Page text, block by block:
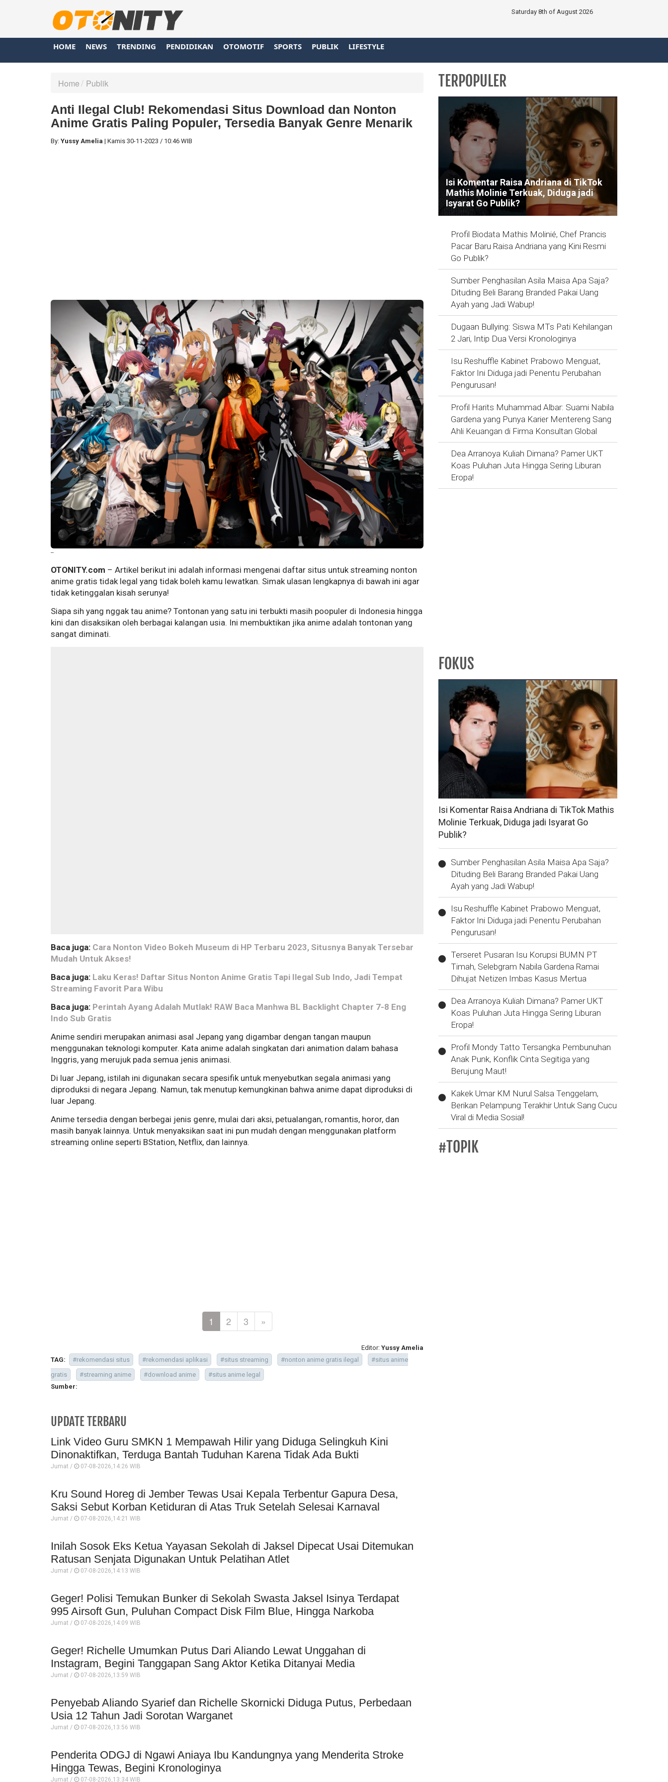
Saturday 8th of August 2026
HOME NEWS TRENDING PENDIDIKAN OTOMOTIF SPORTS PUBLIK LIFESTYLE
Home Publik
Anti Ilegal Club! Rekomendasi Situs Download dan Nonton
Anime Gratis Paling Populer, Tersedia Banyak Genre Menarik
By: Yussy Amelia | Kamis 30-11-2023 / 10:46 WIB
--
OTONITY.com – Artikel berikut ini adalah informasi mengenai daftar situs untuk streaming nonton
anime gratis tidak legal yang tidak boleh kamu lewatkan. Simak ulasan lengkapnya di bawah ini agar
tidak ketinggalan kisah serunya!
Siapa sih yang nggak tau anime? Tontonan yang satu ini terbukti masih poopuler di Indonesia hingga
kini dan disaksikan oleh berbagai kalangan usia. Ini membuktikan jika anime adalah tontonan yang
sangat diminati.
Baca juga: Cara Nonton Video Bokeh Museum di HP Terbaru 2023, Situsnya Banyak Tersebar
Mudah Untuk Akses!
Baca juga: Laku Keras! Daftar Situs Nonton Anime Gratis Tapi Ilegal Sub Indo, Jadi Tempat
Streaming Favorit Para Wibu
Baca juga: Perintah Ayang Adalah Mutlak! RAW Baca Manhwa BL Backlight Chapter 7-8 Eng
Indo Sub Gratis
Anime sendiri merupakan animasi asal Jepang yang digambar dengan tangan maupun
menggunakan teknologi komputer. Kata anime adalah singkatan dari animation dalam bahasa
Inggris, yang merujuk pada semua jenis animasi.
Di luar Jepang, istilah ini digunakan secara spesifik untuk menyebutkan segala animasi yang
diproduksi di negara Jepang. Namun, tak menutup kemungkinan bahwa anime dapat diproduksi di
luar Jepang.
Anime tersedia dengan berbegai jenis genre, mulai dari aksi, petualangan, romantis, horor, dan
masih banyak lainnya. Untuk menyaksikan saat ini pun mudah dengan menggunakan platform
streaming online seperti BStation, Netflix, dan lainnya.
1 2 3 »
Editor: Yussy Amelia
TAG:
#rekomendasi situs #rekomendasi aplikasi #situs streaming #nonton anime gratis ilegal
#situs anime
gratis
#streaming anime #download anime
#situs anime legal
Sumber:
UPDATE TERBARU
Link Video Guru SMKN 1 Mempawah Hilir yang Diduga Selingkuh Kini
Dinonaktifkan, Terduga Bantah Tuduhan Karena Tidak Ada Bukti
Jumat / 07-08-2026,14:26 WIB
Kru Sound Horeg di Jember Tewas Usai Kepala Terbentur Gapura Desa,
Saksi Sebut Korban Ketiduran di Atas Truk Setelah Selesai Karnaval
Jumat / 07-08-2026,14:21 WIB
Inilah Sosok Eks Ketua Yayasan Sekolah di Jaksel Dipecat Usai Ditemukan
Ratusan Senjata Digunakan Untuk Pelatihan Atlet
Jumat / 07-08-2026,14:13 WIB
Geger! Polisi Temukan Bunker di Sekolah Swasta Jaksel Isinya Terdapat
995 Airsoft Gun, Puluhan Compact Disk Film Blue, Hingga Narkoba
Jumat / 07-08-2026,14:09 WIB
Geger! Richelle Umumkan Putus Dari Aliando Lewat Unggahan di
Instagram, Begini Tanggapan Sang Aktor Ketika Ditanyai Media
Jumat / 07-08-2026,13:59 WIB
Penyebab Aliando Syarief dan Richelle Skornicki Diduga Putus, Perbedaan
Usia 12 Tahun Jadi Sorotan Warganet
Jumat / 07-08-2026,13:56 WIB
Penderita ODGJ di Ngawi Aniaya Ibu Kandungnya yang Menderita Stroke
Hingga Tewas, Begini Kronologinya
Jumat / 07-08-2026,13:34 WIB
TERPOPULER
Isi Komentar Raisa Andriana di TikTok
Mathis Molinie Terkuak, Diduga jadi
Isyarat Go Publik?
Profil Biodata Mathis Molinié, Chef Prancis
Pacar Baru Raisa Andriana yang Kini Resmi
Go Publik?
Sumber Penghasilan Asila Maisa Apa Saja?
Dituding Beli Barang Branded Pakai Uang
Ayah yang Jadi Wabup!
Dugaan Bullying: Siswa MTs Pati Kehilangan
2 Jari, Intip Dua Versi Kronologinya
Isu Reshuffle Kabinet Prabowo Menguat,
Faktor Ini Diduga jadi Penentu Perubahan
Pengurusan!
Profil Harits Muhammad Albar: Suami Nabila
Gardena yang Punya Karier Mentereng Sang
Ahli Keuangan di Firma Konsultan Global
Dea Arranoya Kuliah Dimana? Pamer UKT
Koas Puluhan Juta Hingga Sering Liburan
Eropa!
FOKUS
Isi Komentar Raisa Andriana di TikTok Mathis
Molinie Terkuak, Diduga jadi Isyarat Go
Publik?
Sumber Penghasilan Asila Maisa Apa Saja?
Dituding Beli Barang Branded Pakai Uang
Ayah yang Jadi Wabup!
Isu Reshuffle Kabinet Prabowo Menguat,
Faktor Ini Diduga jadi Penentu Perubahan
Pengurusan!
Terseret Pusaran Isu Korupsi BUMN PT
Timah, Selebgram Nabila Gardena Ramai
Dihujat Netizen Imbas Kasus Mertua
Dea Arranoya Kuliah Dimana? Pamer UKT
Koas Puluhan Juta Hingga Sering Liburan
Eropa!
Profil Mondy Tatto Tersangka Pembunuhan
Anak Punk, Konflik Cinta Segitiga yang
Berujung Maut!
Kakek Umar KM Nurul Salsa Tenggelam,
Berikan Pelampung Terakhir Untuk Sang Cucu
Viral di Media Sosial!
#TOPIK